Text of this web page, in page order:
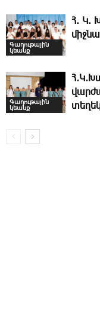
Գաղութային
կեանք
Հ. Կ.
Գաղութային
կեանք